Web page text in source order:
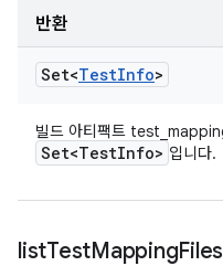
반환
Set<TestInfo>
빌드 아티팩트
Set<TestInfo> 입니다.
listTestMappingFiles